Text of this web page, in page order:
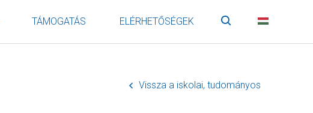
TÁMOGATÁS ELÉRHETŐSÉGEK Keresés
Vissza a iskolai, tudományos